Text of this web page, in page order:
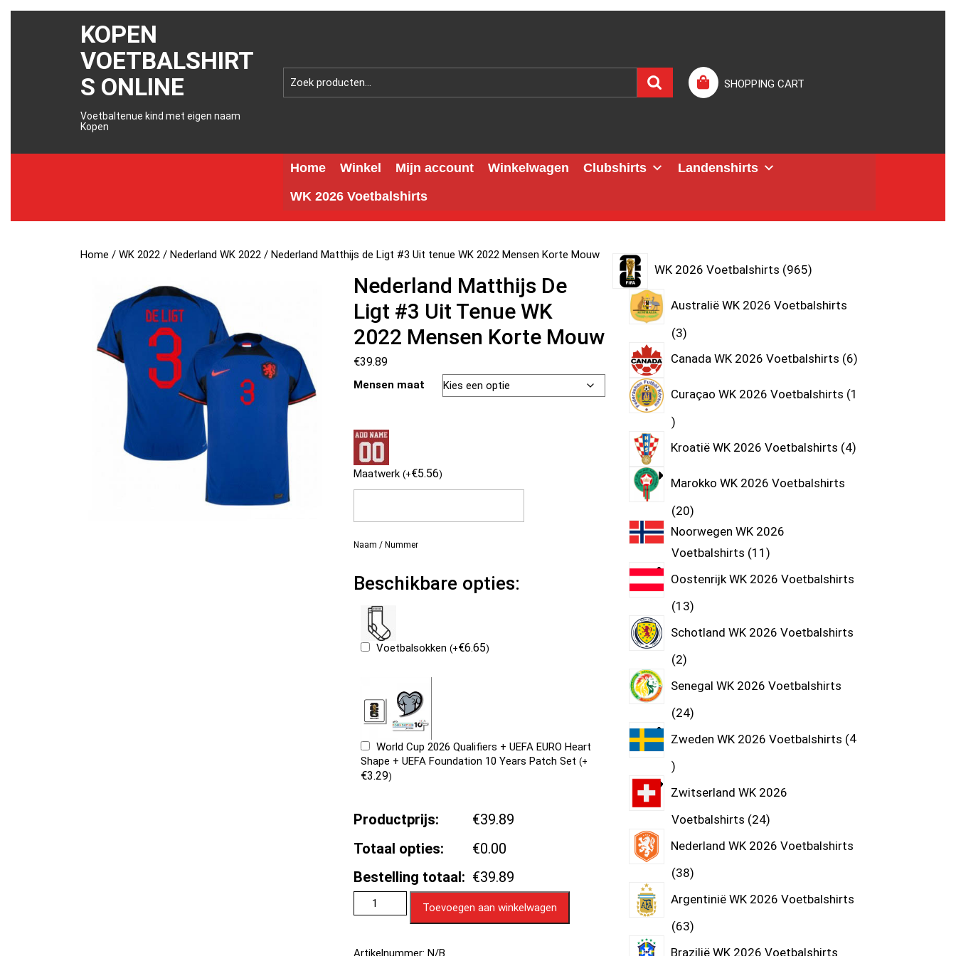
KOPEN
VOETBALSHIRT
S ONLINE
Voetbaltenue kind met eigen naam
Kopen
SHOPPING CART
Home Winkel Mijn account Winkelwagen Clubshirts
Landenshirts
WK 2026 Voetbalshirts
Home /WK 2022 /Nederland WK 2022 / Nederland Matthijs de Ligt #3 Uit tenue WK 2022 Mensen Korte Mouw
Nederland Matthijs De
Ligt #3 Uit Tenue WK
2022 Mensen Korte Mouw
€39.89
Mensen maat
Maatwerk (+€5.56)
Naam / Nummer
Beschikbare opties:
Voetbalsokken (+€6.65)
World Cup 2026 Qualifiers + UEFA EURO Heart
Shape + UEFA Foundation 10 Years Patch Set (+
€3.29)
Productprijs:
€39.89
Totaal opties:
€0.00
Bestelling totaal: €39.89
Toevoegen aan winkelwagen
Artikelnummer: N/B
WK 2026 Voetbalshirts 965
Australië WK 2026 Voetbalshirts
3
Canada WK 2026 Voetbalshirts 6
Curaçao WK 2026 Voetbalshirts 1
Kroatië WK 2026 Voetbalshirts 4
Marokko WK 2026 Voetbalshirts
20
Noorwegen WK 2026
Voetbalshirts 11
Oostenrijk WK 2026 Voetbalshirts
13
Schotland WK 2026 Voetbalshirts
2
Senegal WK 2026 Voetbalshirts
24
Zweden WK 2026 Voetbalshirts 4
Zwitserland WK 2026
Voetbalshirts 24
Nederland WK 2026 Voetbalshirts
38
Argentinië WK 2026 Voetbalshirts
63
Brazilië WK 2026 Voetbalshirts